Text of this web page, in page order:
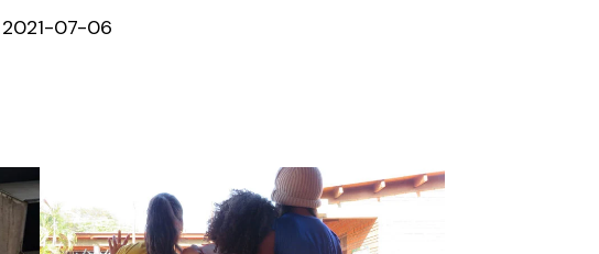
2021-07-06